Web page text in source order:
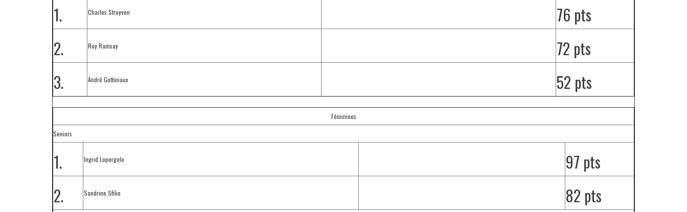
1. Charles Struyven
76 pts
2.
Roy Ramsay
72 pts
3.
André Gottiniaux 52 pts
Féminines
Seniors
1. Ingrid Lopergolo
97 pts
2.
Sandrine Sfilio 82 pts